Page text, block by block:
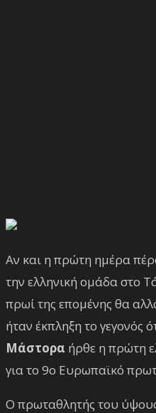
Αν και η πρώτη ημέρα
την ελληνική ομάδα στο
πρωί της επομένης θα
ήταν έκπληξη το γεγονός
Μάστορα ήρθε η πρώτη
για το 9ο Ευρωπαϊκό
Ο πρωταθλητής του